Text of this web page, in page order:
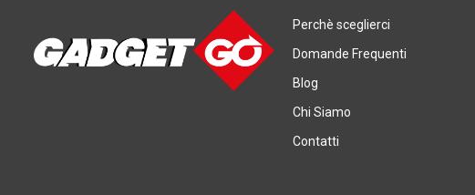
Perchè sceglierci
Domande Frequenti
Blog
Chi Siamo
Contatti